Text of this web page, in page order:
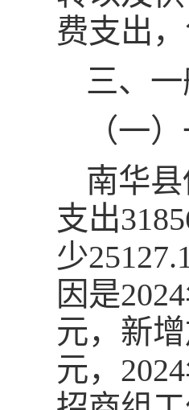
费支出
三、
（一
南华
支出
少
因是
元，新
元，